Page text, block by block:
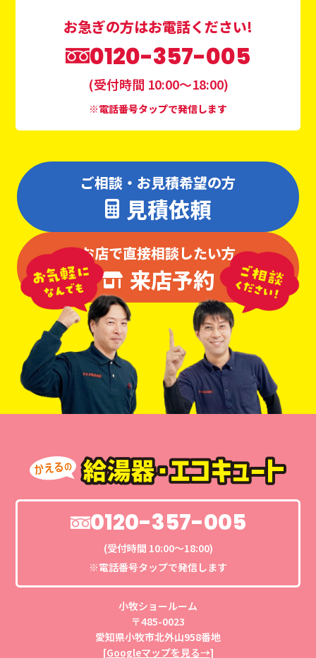
お急ぎの方はお電話ください!
0120-357-005
(受付時間 10:00〜18:00)
※電話番号タップで発信します
ご相談・お見積希望の方
見積依頼
お店で直接相談したい方
来店予約
0120-357-005
(受付時間 10:00〜18:00)
※電話番号タップで発信します
小牧ショールーム
〒485-0023
愛知県小牧市北外山958番地
[Googleマップを見る→]